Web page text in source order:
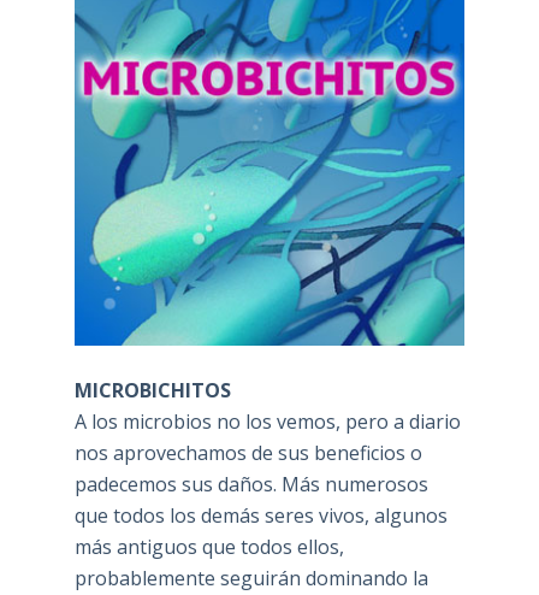
MICROBICHITOS
A los microbios no los vemos, pero a diario
nos aprovechamos de sus beneficios o
padecemos sus daños. Más numerosos
que todos los demás seres vivos, algunos
más antiguos que todos ellos,
probablemente seguirán dominando la